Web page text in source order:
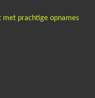
met prachtige opnames